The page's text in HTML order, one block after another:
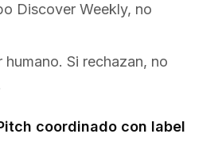
Discover Weekly, no
Si rechazan, no
coordinado con label